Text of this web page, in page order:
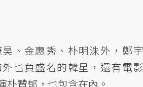
、金惠秀、朴明洙外，鄭宇
也負盛名的韓星，還有電影
朴贊郁，也包含在內。